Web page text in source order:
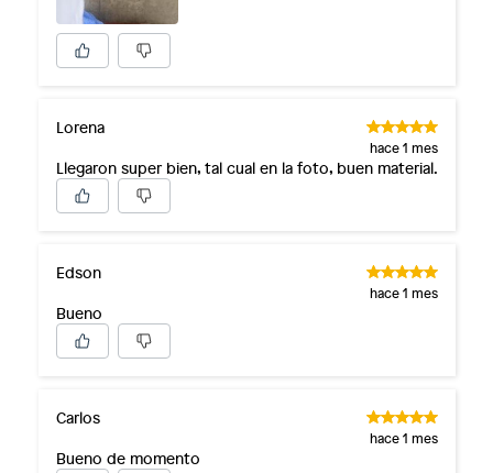
Lorena
hace 1 mes
Llegaron super bien, tal cual en la foto, buen material.
Edson
hace 1 mes
Bueno
Carlos
hace 1 mes
Bueno de momento